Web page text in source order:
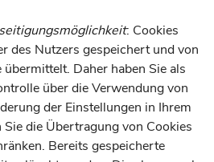
: Cookies
des Nutzers gespeichert und von
Daher haben Sie als
über die Verwendung von
der Einstellungen in Ihrem
die Übertragung von Cookies
Bereits gespeicherte